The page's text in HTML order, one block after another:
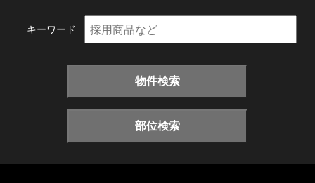
キーワード
物件検索
部位検索